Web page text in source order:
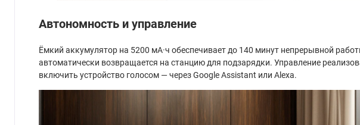
Автономность и управление
Ёмкий аккумулятор на 5200 мА·ч обеспечивает до 140 минут непрерывной
автоматически возвращается на станцию для подзарядки. Управление
включить устройство голосом — через Google Assistant или Alexa.